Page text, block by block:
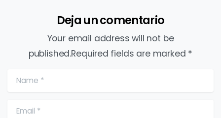
Deja un comentario
Your email address will not be
published.Required fields are marked *
Name*
Email*